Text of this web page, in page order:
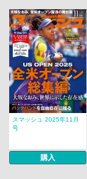
スマッシュ 2025年11月
号
購入